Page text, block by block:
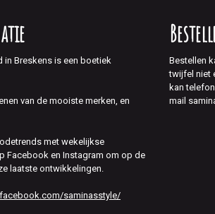
in Breskens is een boetiek
van de mooiste merken, en
met wekelijkse
Facebook en Instagram om op de
laatste ontwikkelingen.
saminasstyle/
Bestellen
twijfel niet
kan
mail